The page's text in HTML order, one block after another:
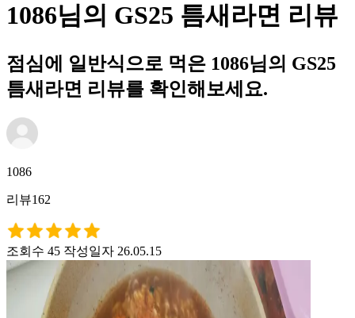
1086님의 GS25 틈새라면 리뷰
점심에 일반식으로 먹은 1086님의 GS25
틈새라면 리뷰를 확인해보세요.
1086
리뷰162
조회수 45 작성일자 26.05.15